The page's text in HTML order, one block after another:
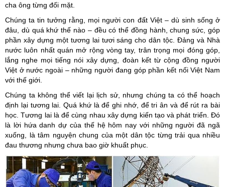
cha ông từng đối mặt.
Chúng ta tin tưởng rằng, mọi người con đất Việt – dù sinh sống ở
đâu, dù quá khứ thế nào – đều có thể đồng hành, chung sức, góp
phần xây dựng một tương lai tươi sáng cho dân tộc. Đảng và Nhà
nước luôn nhất quán mở rộng vòng tay, trân trọng mọi đóng góp,
lắng nghe mọi tiếng nói xây dựng, đoàn kết từ cộng đồng người
Việt ở nước ngoài – những người đang góp phần kết nối Việt Nam
với thế giới.
Chúng ta không thể viết lại lịch sử, nhưng chúng ta có thể hoạch
định lại tương lai. Quá khứ là để ghi nhớ, để tri ân và để rút ra bài
học. Tương lai là để cùng nhau xây dựng kiến tạo và phát triển. Đó
là lời hứa danh dự của thế hệ hôm nay với những người đã ngã
xuống, là tâm nguyện chung của một dân tộc từng trải qua nhiều
đau thương nhưng chưa bao giờ khuất phục.